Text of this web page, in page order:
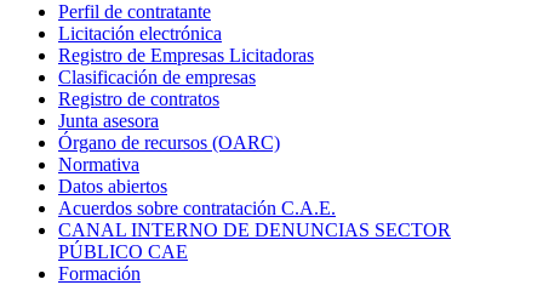
Perfil de contratante
Licitación electrónica
Registro de Empresas Licitadoras
Clasificación de empresas
Registro de contratos
Junta asesora
Órgano de recursos (OARC)
Normativa
Datos abiertos
Acuerdos sobre contratación C.A.E.
CANAL INTERNO DE DENUNCIAS SECTOR
PÚBLICO CAE
Formación